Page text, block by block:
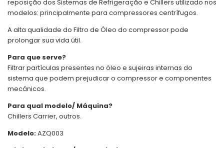
reposição dos Sistemas de Refrigeração e Chillers utilizado nos
modelos: principalmente para compressores centrífugos.
A alta qualidade do Filtro de Óleo do compressor pode
prolongar sua vida útil.
Para que serve?
Filtrar partículas presentes no óleo e sujeiras internas do
sistema que podem prejudicar o compressor e componentes
mecânicos.
Para qual modelo/ Máquina?
Chillers Carrier, outros.
Modelo:AZQ003